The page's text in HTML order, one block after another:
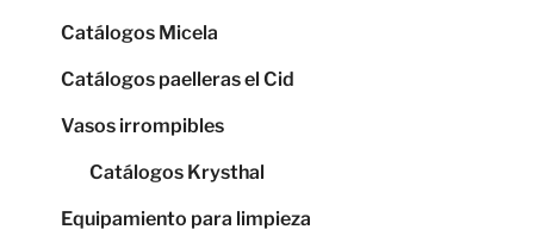
Catálogos Micela
Catálogos paelleras el Cid
Vasos irrompibles
Catálogos Krysthal
Equipamiento para limpieza